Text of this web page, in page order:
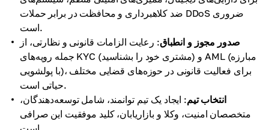
ضد کلاهبرداری و محافظت در برابر حملات DDoS ضروری
است.
صدور مجوز و انطباق: رعایت الزامات قانونی و نظارتی، از
جمله رویه‌های KYC (مشتری خود را بشناسید) و AML (مبارزه
با پولشویی)، برای فعالیت قانونی در حوزه‌های قضایی مختلف
حیاتی است.
انتخاب تیم: ایجاد یک تیم توانمند، شامل توسعه‌دهندگان،
متخصصان امنیت، وکلا و بازاریابان، کلید موفقیت این صرافی